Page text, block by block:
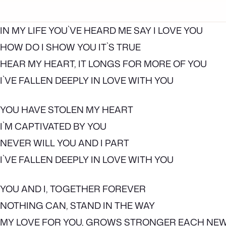
IN MY LIFE YOU`VE HEARD ME SAY I LOVE YOU
HOW DO I SHOW YOU IT`S TRUE
HEAR MY HEART, IT LONGS FOR MORE OF YOU
I`VE FALLEN DEEPLY IN LOVE WITH YOU
YOU HAVE STOLEN MY HEART
I`M CAPTIVATED BY YOU
NEVER WILL YOU AND I PART
I`VE FALLEN DEEPLY IN LOVE WITH YOU
YOU AND I, TOGETHER FOREVER
NOTHING CAN, STAND IN THE WAY
MY LOVE FOR YOU, GROWS STRONGER EACH